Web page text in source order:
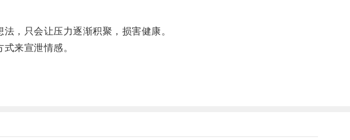
，只会让压力逐渐积聚，损害健康。
来宣泄情感。